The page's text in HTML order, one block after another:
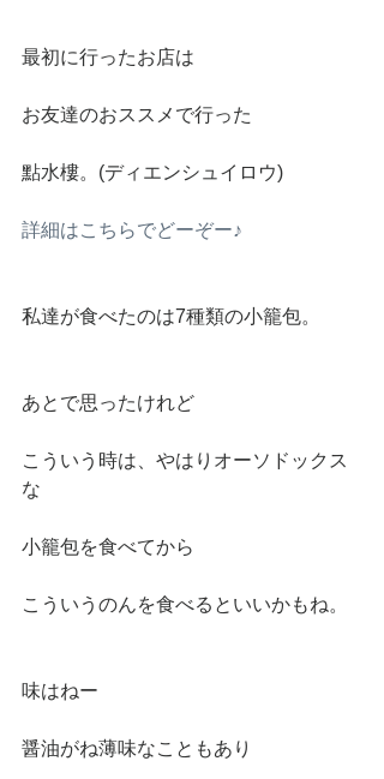
最初に行ったお店は
お友達のおススメで行った
點水樓。(ディエンシュイロウ)
詳細はこちらでどーぞー♪
私達が食べたのは7種類の小籠包。
あとで思ったけれど
こういう時は、やはりオーソドックス
な
小籠包を食べてから
こういうのんを食べるといいかもね。
味はねー
醤油がね薄味なこともあり